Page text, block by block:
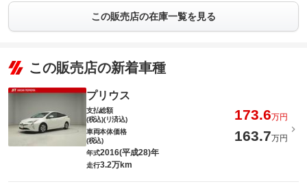
この販売店の在庫一覧を見る
この販売店の新着車種
プリウス
支払総額
(税込)(リ済込)
173.6万円
車両本体価格
(税込)
163.7万円
年式2016(平成28)年
走行3.2万km